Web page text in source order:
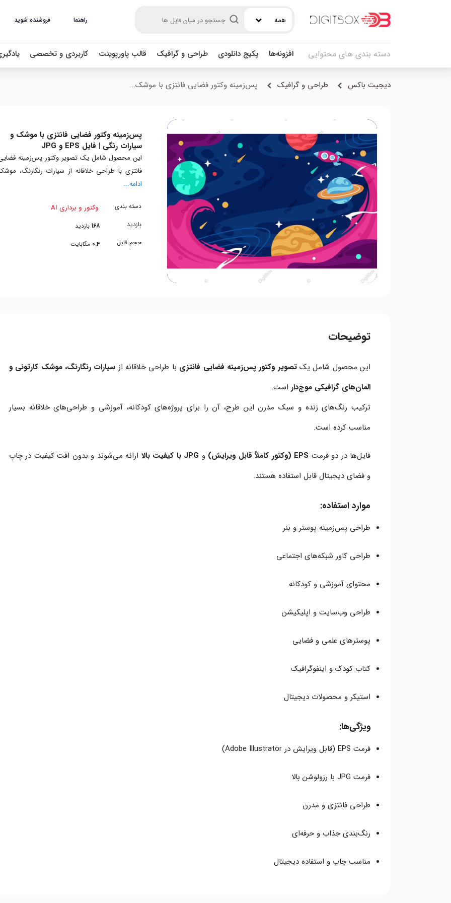
همه راهنما فروشنده شوید
دسته بندی های محتوایی افزونه‌ها پکیج دانلودی طراحی و گرافیک قالب پاورپوینت کاربردی و تخصصی
دیجیت باکس طراحی و گرافیک پس‌زمینه وکتور فضایی فانتزی با موشک...
پس‌زمینه وکتور فضایی فانتزی با موشک و
سیارات رنگی | فایل EPS و JPG
این محصول شامل یک تصویر وکتور پس‌زمینه
فانتزی با طراحی خلاقانه از سیارات رنگارنگ،
ادامه...
دسته بندی
بازدید
حجم فایل
وکتور و برداری AI
168 بازدید
0.4 مگابایت
توضیحات
این محصول شامل یکتصویر وکتور پس‌زمینه فضایی فانتزی با طراحی خلاقانه از سیارات رنگارنگ، موشک کارتونی و
المان‌های گرافیکی موج‌دار است.
ترکیب رنگ‌های زنده و سبک مدرن این طرح، آن را برای پروژه‌های کودکانه، آموزشی و طراحی‌های خلاقانه بسیار
مناسب کرده است.
فایل‌ها در دو فرمت EPS (وکتور کاملاً قابل ویرایش) و JPG با کیفیت بالا
ارائه می‌شوند و بدون افت کیفیت در چاپ
و فضای دیجیتال قابل استفاده هستند.
موارد استفاده:
طراحی پس‌زمینه پوستر و بنر
طراحی کاور شبکه‌های اجتماعی
محتوای آموزشی و کودکانه
طراحی وب‌سایت و اپلیکیشن
پوسترهای علمی و فضایی
کتاب کودک و اینفوگرافیک
استیکر و محصولات دیجیتال
ویژگی‌ها:
فرمت EPS (قابل ویرایش در Adobe Illustrator)
فرمت JPG با رزولوشن بالا
طراحی فانتزی و مدرن
رنگ‌بندی جذاب و حرفه‌ای
مناسب چاپ و استفاده دیجیتال